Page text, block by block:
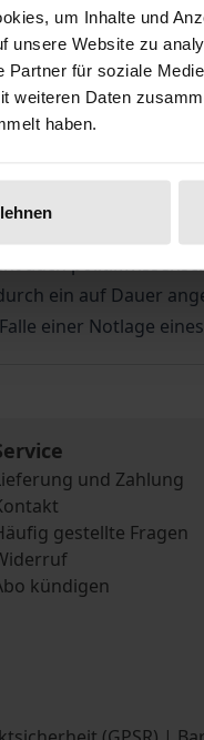
um Inhalte und
unsere Website zu
Partner für soziale
weiteren Daten
haben.
Bibliografische
zur
Struktur der
auch
ein auf Dauer
einer Notlage
und Zahlung
gestellte Fragen
kündigen